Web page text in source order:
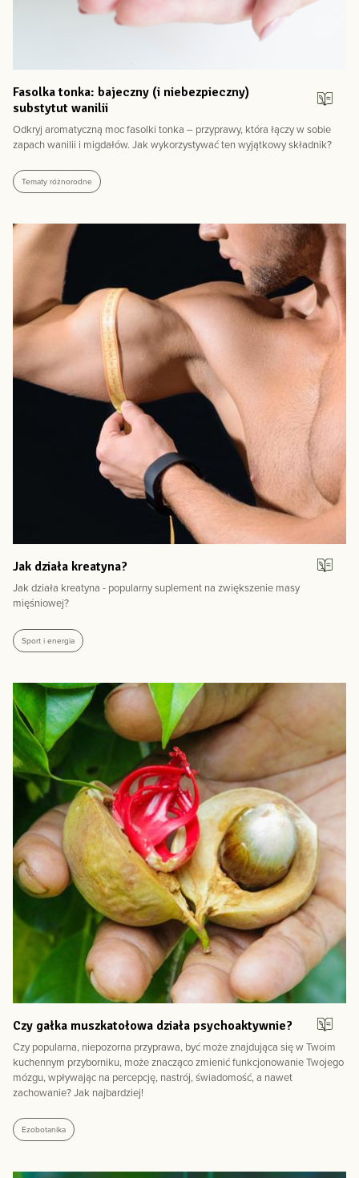
Fasolka tonka: bajeczny (i niebezpieczny)
substytut wanilii
Odkryj aromatyczną moc fasolki tonka – przyprawy, która łączy w sobie
zapach wanilii i migdałów. Jak wykorzystywać ten wyjątkowy składnik?
Tematy różnorodne
Jak działa kreatyna?
Jak działa kreatyna - popularny suplement na zwiększenie masy
mięśniowej?
Sport i energia
Czy gałka muszkatołowa działa psychoaktywnie?
Czy popularna, niepozorna przyprawa, być może znajdująca się w Twoim
kuchennym przyborniku, może znacząco zmienić funkcjonowanie Twojego
mózgu, wpływając na percepcję, nastrój, świadomość, a nawet
zachowanie? Jak najbardziej!
Ezobotanika